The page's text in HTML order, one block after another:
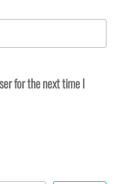
for the next time I